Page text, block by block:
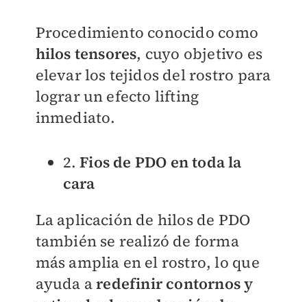
Procedimiento conocido como
hilos tensores, cuyo objetivo es
elevar los tejidos del rostro para
lograr un efecto lifting
inmediato.
2.Fios de PDO en toda la
cara
La aplicación de hilos de PDO
también se realizó de forma
más amplia en el rostro, lo que
ayuda aredefinir contornos y